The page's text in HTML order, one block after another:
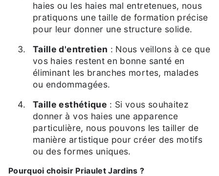
haies ou les haies mal entretenues, nous
pratiquons une taille de formation précise
pour leur donner une structure solide.
Taille d'entretien : Nous veillons à ce que
vos haies restent en bonne santé en
éliminant les branches mortes, malades
ou endommagées.
Taille esthétique : Si vous souhaitez
donner à vos haies une apparence
particulière, nous pouvons les tailler de
manière artistique pour créer des motifs
ou des formes uniques.
Pourquoi choisir Priaulet Jardins ?